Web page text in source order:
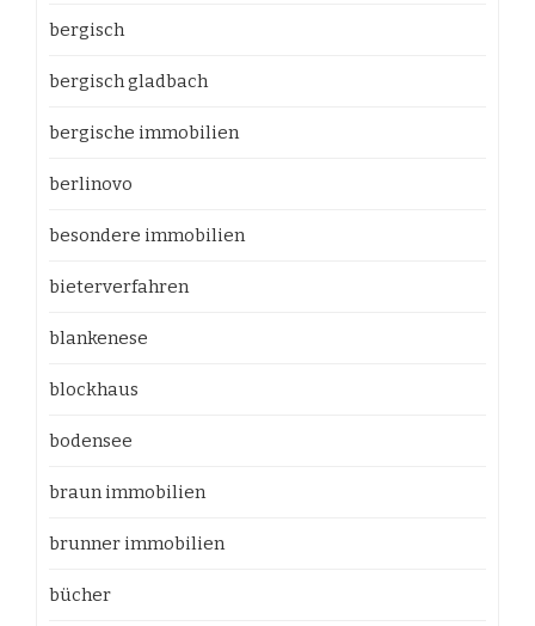
bergisch
bergisch gladbach
bergische immobilien
berlinovo
besondere immobilien
bieterverfahren
blankenese
blockhaus
bodensee
braun immobilien
brunner immobilien
bücher